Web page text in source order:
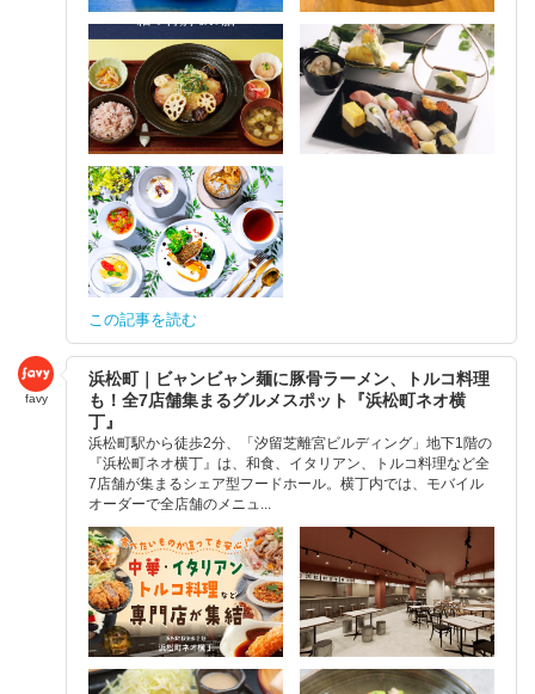
この記事を読む
favy
浜松町｜ビャンビャン麺に豚骨ラーメン、トルコ料理
も！全7店舗集まるグルメスポット『浜松町ネオ横
丁』
浜松町駅から徒歩2分、「汐留芝離宮ビルディング」地下1階の
『浜松町ネオ横丁』は、和食、イタリアン、トルコ料理など全
7店舗が集まるシェア型フードホール。横丁内では、モバイル
オーダーで全店舗のメニュ...